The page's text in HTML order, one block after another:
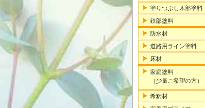
塗りつぶし木部塗料
鉄部塗料
防水材
道路用ライン塗料
床材
家庭塗料
（少量ご希望の方）
希釈材